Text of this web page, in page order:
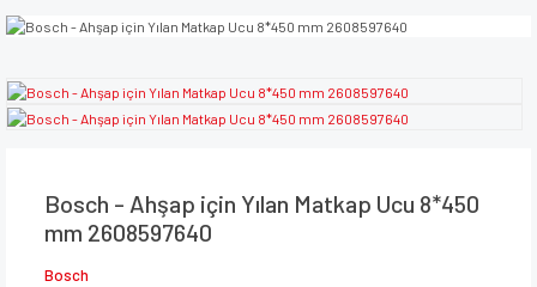
Bosch - Ahşap için Yılan Matkap Ucu 8*450
mm 2608597640
Bosch